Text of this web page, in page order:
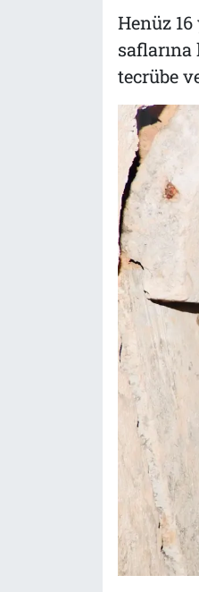
Henüz
tecrübe